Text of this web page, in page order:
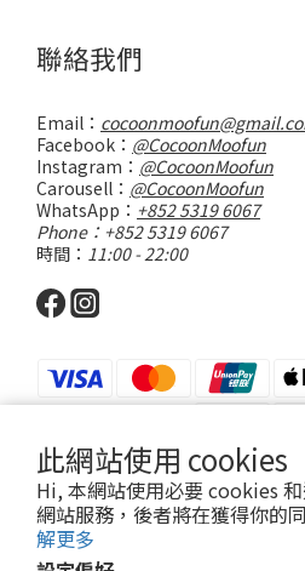
此網站使用 cookies
Hi, 本網站使用必要 cookies
網站服務，後者將在獲得你的
解更多
聯絡我們
Email：
Facebook： @CocoonMoofun
Instagram： @CocoonMoofun
Carousell： @CocoonMoofun
WhatsApp： +852 5319 6067
Phone：+852 5319 6067
時間： 11:00 - 22:00